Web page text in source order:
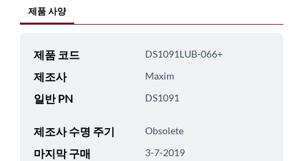
제품 사양
제품 코드 DS1091LUB-066+
제조사 Maxim
일반 PN DS1091
제조사 수명 주기 Obsolete
마지막 구매 3-7-2019